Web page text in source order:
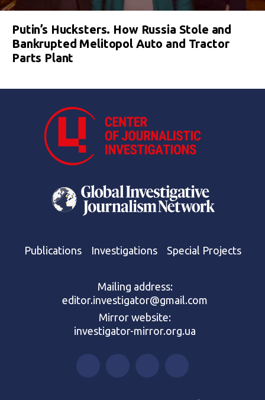
Putin’s Hucksters. How Russia Stole and
Bankrupted Melitopol Auto and Tractor
Parts Plant
Publications Investigations Special Projects
Mailing address:
editor.investigator@gmail.com
Mirror website:
investigator-mirror.org.ua